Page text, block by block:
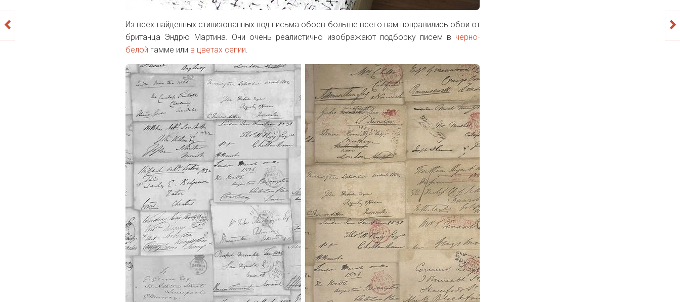
Из всех найденных стилизованных под письма обоев больше всего нам понравились обои от
британца Эндрю Мартина. Они очень реалистично изображают подборку писем в черно-
белой гамме или в цветах сепии